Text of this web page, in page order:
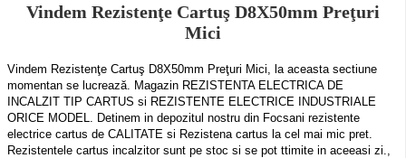
Vindem Rezistenţe Cartuş D8X50mm Preţuri
Mici
Vindem Rezistenţe Cartuş D8X50mm Preţuri Mici, la aceasta sectiune
momentan se lucrează. Magazin REZISTENTA ELECTRICA DE
INCALZIT TIP CARTUS si REZISTENTE ELECTRICE INDUSTRIALE
ORICE MODEL. Detinem in depozitul nostru din Focsani rezistente
electrice cartus de CALITATE si Rezistena cartus la cel mai mic pret.
Rezistentele cartus incalzitor sunt pe stoc si se pot ttimite in aceeasi zi.,